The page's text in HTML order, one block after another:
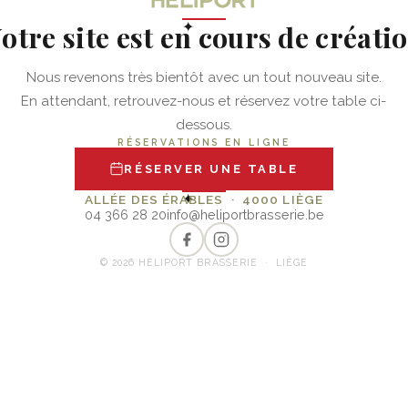
✦
site est en cours de
Nous revenons très bientôt avec un tout nouveau site.
En attendant, retrouvez-nous et réservez votre table ci-
dessous.
RÉSERVATIONS EN LIGNE
RÉSERVER UNE TABLE
✦
ALLÉE DES ÉRABLES · 4000 LIÈGE
04 366 28 20info@heliportbrasserie.be
© 2026 HÉLIPORT BRASSERIE · LIÈGE